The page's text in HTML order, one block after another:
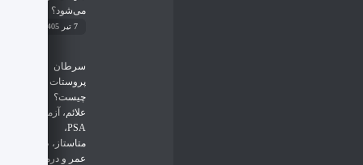
می‌شود؟
7 تیر 1405
سرطان
پروستات
چیست؟
علائم، آزمایش
PSA،
متاستاز، طول
عمر و درمان